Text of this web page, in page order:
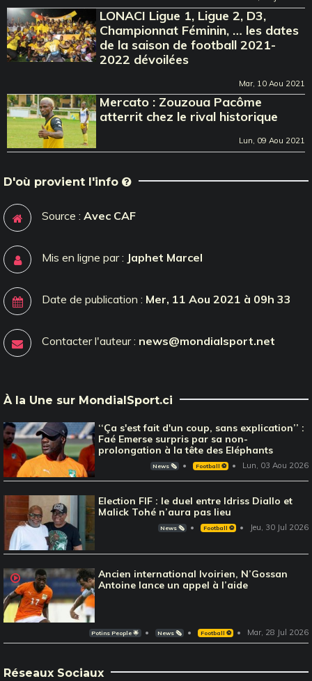
LONACI Ligue 1, Ligue 2, D3,
Championnat Féminin, … les dates
de la saison de football 2021-
2022 dévoilées
Mar, 10 Aou 2021
Mercato : Zouzoua Pacôme
atterrit chez le rival historique
Lun, 09 Aou 2021
D'où provient l'info
Source : Avec CAF
Mis en ligne par : Japhet Marcel
Date de publication : Mer, 11 Aou 2021 à 09h 33
Contacter l'auteur : news@mondialsport.net
À la Une sur MondialSport.ci
‘‘Ça s'est fait d'un coup, sans explication’’ :
Faé Emerse surpris par sa non-
prolongation à la tête des Eléphants
News 🗞️ Football ⚽️ Lun, 03 Aou 2026
Election FIF : le duel entre Idriss Diallo et
Malick Tohé n’aura pas lieu
News 🗞️ Football ⚽️ Jeu, 30 Jul 2026
Ancien international Ivoirien, N’Gossan
Antoine lance un appel à l’aide
Potins People 🌟 News 🗞️ Football ⚽️ Mar, 28 Jul 2026
Réseaux Sociaux